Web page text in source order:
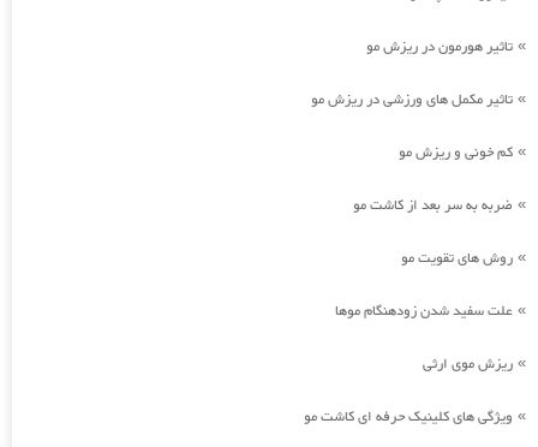
» تاثیر هورمون در ریزش مو
» تاثیر مکمل های ورزشی در ریزش مو
» کم خونی و ریزش مو
» ضربه به سر بعد از کاشت مو
» روش های تقویت مو
» علت سفید شدن زودهنگام موها
» ریزش موی ارثی
» ویژگی های کلینیک حرفه ای کاشت مو